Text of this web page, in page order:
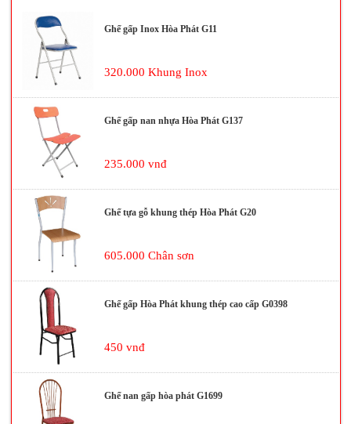
Ghế gấp Inox Hòa Phát G11
320.000 Khung Inox
Ghế gấp nan nhựa Hòa Phát G137
235.000 vnđ
Ghế tựa gỗ khung thép Hòa Phát G20
605.000 Chân sơn
Ghế gấp Hòa Phát khung thép cao cấp G0398
450 vnđ
Ghế nan gấp hòa phát G1699